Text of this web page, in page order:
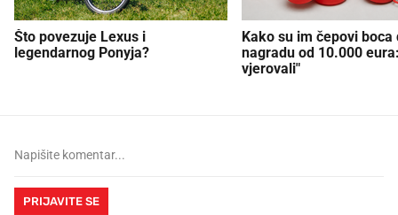
Što povezuje Lexus i
legendarnog Ponyja?
Kako su im čepovi boca
nagradu od 10.000
vjerovali"
PRIJAVITE SE